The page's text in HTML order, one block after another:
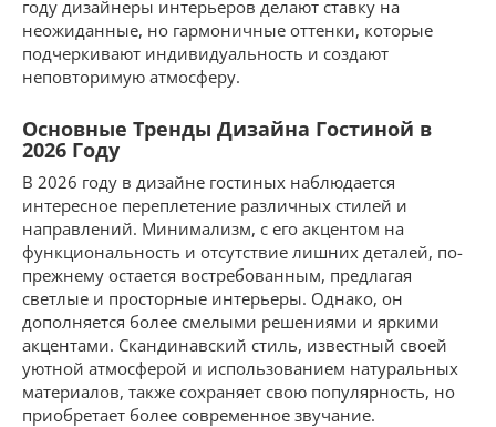
году дизайнеры интерьеров делают ставку на
неожиданные, но гармоничные оттенки, которые
подчеркивают индивидуальность и создают
неповторимую атмосферу.
Основные Тренды Дизайна Гостиной в
2026 Году
В 2026 году в дизайне гостиных наблюдается
интересное переплетение различных стилей и
направлений. Минимализм, с его акцентом на
функциональность и отсутствие лишних деталей, по-
прежнему остается востребованным, предлагая
светлые и просторные интерьеры. Однако, он
дополняется более смелыми решениями и яркими
акцентами. Скандинавский стиль, известный своей
уютной атмосферой и использованием натуральных
материалов, также сохраняет свою популярность, но
приобретает более современное звучание.